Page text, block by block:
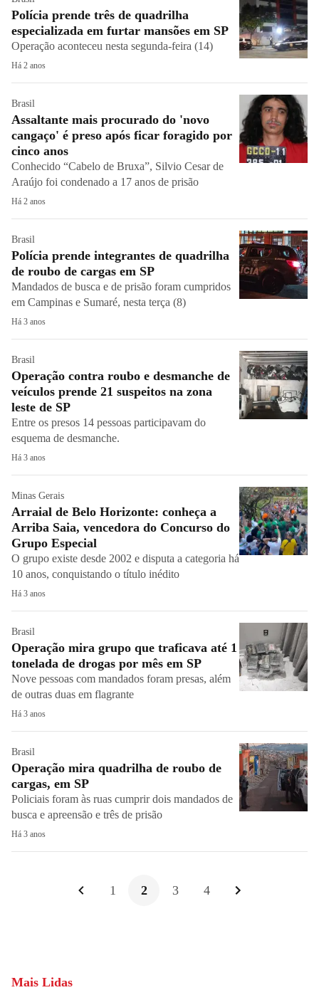
Polícia prende três de quadrilha
especializada em furtar mansões em SP
Operação aconteceu nesta segunda-feira (14)
Há 2 anos
Brasil
Assaltante mais procurado do 'novo
cangaço' é preso após ficar foragido por
cinco anos
Conhecido “Cabelo de Bruxa”, Silvio Cesar de
Araújo foi condenado a 17 anos de prisão
Há 2 anos
Brasil
Polícia prende integrantes de quadrilha
de roubo de cargas em SP
Mandados de busca e de prisão foram cumpridos
em Campinas e Sumaré, nesta terça (8)
Há 3 anos
Brasil
Operação contra roubo e desmanche de
veículos prende 21 suspeitos na zona
leste de SP
Entre os presos 14 pessoas participavam do
esquema de desmanche.
Há 3 anos
Minas Gerais
Arraial de Belo Horizonte: conheça a
Arriba Saia, vencedora do Concurso do
Grupo Especial
O grupo existe desde 2002 e disputa a categoria há
10 anos, conquistando o título inédito
Há 3 anos
Brasil
Operação mira grupo que traficava até 1
tonelada de drogas por mês em SP
Nove pessoas com mandados foram presas, além
de outras duas em flagrante
Há 3 anos
Brasil
Operação mira quadrilha de roubo de
cargas, em SP
Policiais foram às ruas cumprir dois mandados de
busca e apreensão e três de prisão
Há 3 anos
1 2 3 4
Mais Lidas